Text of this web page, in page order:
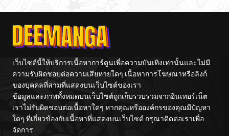
เว็บไซต์นี้ให้บริการเนื้อหาการ์ตูนเพื่อความบันเทิงเท่านั้นและไม่มี
ความรับผิดชอบต่อความเสียหายใดๆ เนื้อหาการโฆษณาหรือลิงก์
ของบุคคลที่สามที่แสดงบนเว็บไซต์ของเรา
ข้อมูลและภาพทั้งหมดบนเว็บไซต์ถูกเก็บรวบรวมจากอินเทอร์เน็ต
เราไม่รับผิดชอบต่อเนื้อหาใดๆ หากคุณหรือองค์กรของคุณมีปัญหา
ใดๆ ที่เกี่ยวข้องกับเนื้อหาที่แสดงบนเว็บไซต์ กรุณาติดต่อเราเพื่อ
จัดการ